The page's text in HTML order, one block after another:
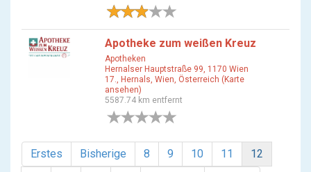
Apotheke zum weißen Kreuz
Apotheken
Hernalser Hauptstraße 99, 1170 Wien
17., Hernals, Wien, Österreich (Karte
ansehen)
5587.74 km entfernt
Erstes Bisherige 8 9 10 11 12